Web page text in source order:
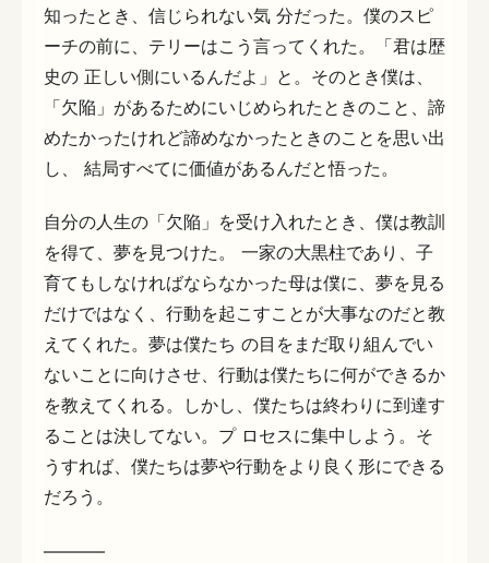
知ったとき、信じられない気 分だった。僕のスピ
ーチの前に、テリーはこう言ってくれた。「君は歴
史の 正しい側にいるんだよ」と。そのとき僕は、
「欠陥」があるためにいじめられたときのこと、諦
めたかったけれど諦めなかったときのことを思い出
し、 結局すべてに価値があるんだと悟った。
自分の人生の「欠陥」を受け入れたとき、僕は教訓
を得て、夢を見つけた。 一家の大黒柱であり、子
育てもしなければならなかった母は僕に、夢を見る
だけではなく、行動を起こすことが大事なのだと教
えてくれた。夢は僕たち の目をまだ取り組んでい
ないことに向けさせ、行動は僕たちに何ができるか
を教えてくれる。しかし、僕たちは終わりに到達す
ることは決してない。プ ロセスに集中しよう。そ
うすれば、僕たちは夢や行動をより良く形にできる
だろう。
———–